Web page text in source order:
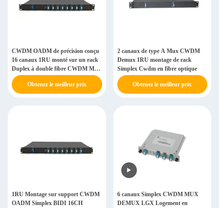
CWDM OADM de précision conçu
16 canaux 1RU monté sur un rack
Duplex à double fibre CWDM Mux
Demux
Obtenez le meilleur prix
2 canaux de type A Mux CWDM
Demux 1RU montage de rack
Simplex Cwdm en fibre optique
Obtenez le meilleur prix
1RU Montage sur support CWDM
OADM Simplex BIDI 16CH
6 canaux Simplex CWDM MUX
DEMUX LGX Logement en